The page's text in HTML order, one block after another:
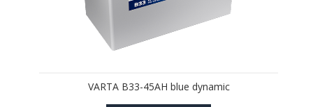
VARTA B33-45AH blue dynamic